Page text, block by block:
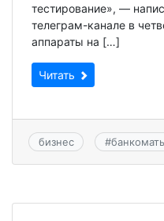
тестирование», —
телеграм-канале в
аппараты на […]
Читать
бизнес #